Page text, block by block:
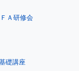
ＦＡ研修会
礎講座